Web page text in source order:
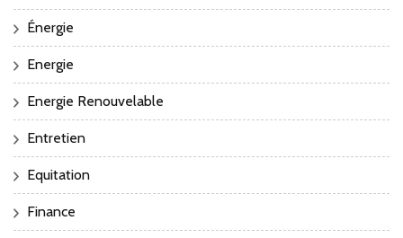
Énergie
Energie
Energie Renouvelable
Entretien
Equitation
Finance